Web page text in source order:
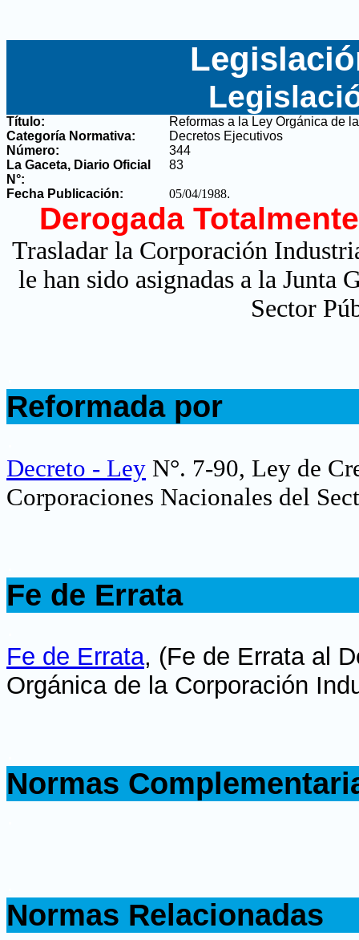
Título:
Reformas a la Ley Orgánica de
Categoría Normativa:
Decretos Ejecutivos
Número:
344
La Gaceta, Diario Oficial
N°:
83
Fecha Publicación: 05/04/1988.
Derogada
Trasladar la Corporación
le han sido asignadas a la Junta
Sector
Reformada por
Decreto - Ley N°. 7-90, Ley de
Corporaciones Nacionales del
Fe de Errata
Fe de Errata, (Fe de Errata al
Orgánica de la Corporación
Normas
Normas Relacionadas